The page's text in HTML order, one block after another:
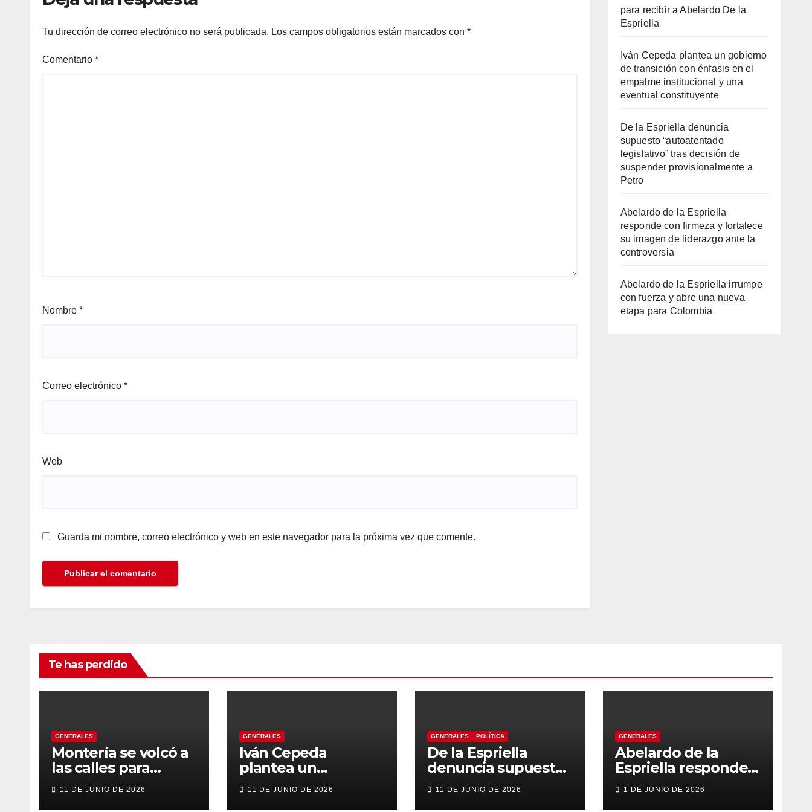
Tu dirección de correo electrónico no será publicada. Los campos obligatorios están marcados con *
Comentario *
Nombre *
Correo electrónico *
Web
Guarda mi nombre, correo electrónico y web en este navegador para la próxima vez que comente.
para recibir a Abelardo De la
Espriella
Iván Cepeda plantea un gobierno
de transición con énfasis en el
empalme institucional y una
eventual constituyente
De la Espriella denuncia
supuesto “autoatentado
legislativo” tras decisión de
suspender provisionalmente a
Petro
Abelardo de la Espriella
responde con firmeza y fortalece
su imagen de liderazgo ante la
controversia
Abelardo de la Espriella irrumpe
con fuerza y abre una nueva
etapa para Colombia
Te has perdido
GENERALES
Montería se volcó a
las calles para
recibir a Abelardo
De la Espriella
11 DE JUNIO DE 2026
GENERALES
Iván Cepeda
plantea un
gobierno de
transición con
11 DE JUNIO DE 2026
GENERALES POLÍTICA
De la Espriella
denuncia supuesto
“autoatentado
legislativo” tras
11 DE JUNIO DE 2026
GENERALES
Abelardo de la
Espriella responde
con firmeza y
fortalece su imagen
1 DE JUNIO DE 2026